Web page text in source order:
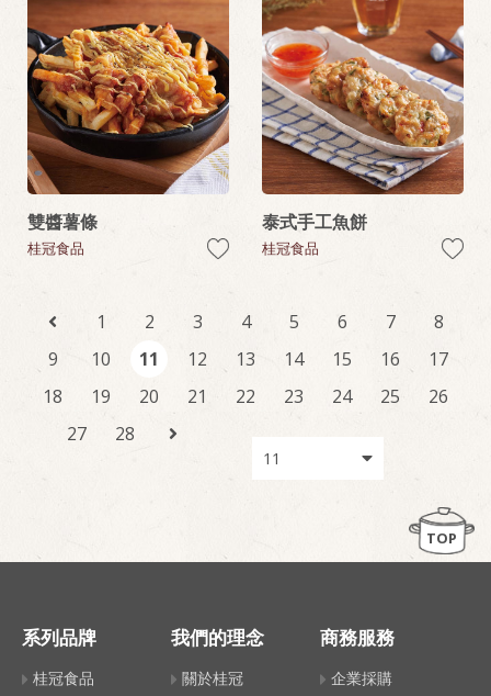
雙醬薯條
桂冠食品
泰式手工魚餅
桂冠食品
1 2 3 4 5 6 7
8
9
10 11 12 13 14 15 16
17
18
19 20 21 22 23 24 25
26
27
28
TOP
系列品牌
桂冠食品
我們的理念
關於桂冠
商務服務
企業採購